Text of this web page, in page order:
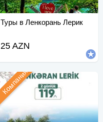
Туры в Ленкорань Лерик
25 AZN
Компания